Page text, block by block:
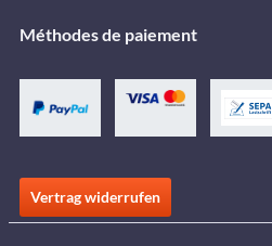
Méthodes de paiement
Vertrag widerrufen